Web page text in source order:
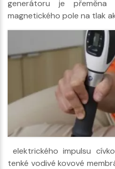
generátoru je přeměna
magnetického pole na tlak
elektrického impulsu
tenké vodivé kovové